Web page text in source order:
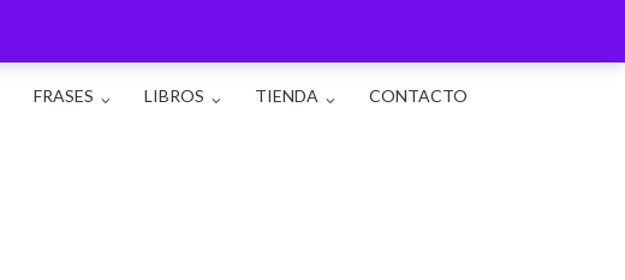
FRASES LIBROS TIENDA CONTACTO